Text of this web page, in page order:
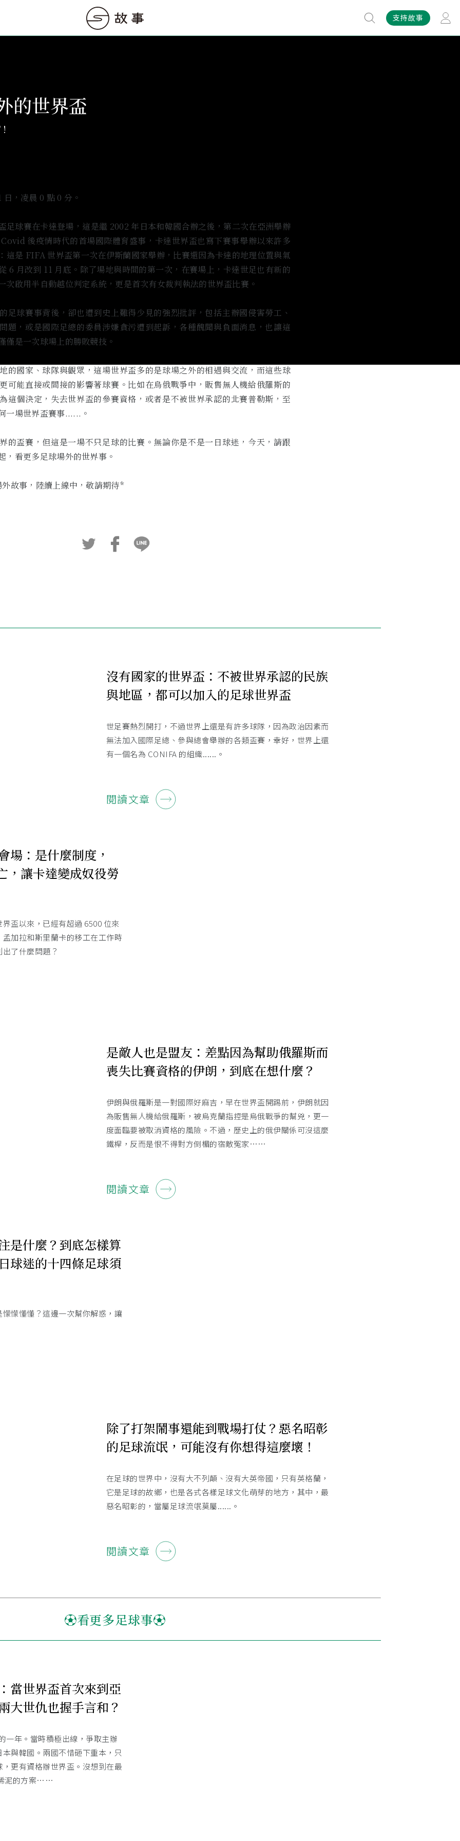
支持故事
的世界盃
!
，凌晨 0 點 0 分。
足球賽在卡達登場，這是繼 2002 年日本和韓國合辦之後，第二次在亞洲舉辦
後疫情時代的首場國際體育盛事，卡達世界盃也寫下賽事舉辦以來許多
這是 FIFA 世界盃第一次在伊斯蘭國家舉辦，比賽還因為卡達的地理位置與氣
6 月改到 11 月底。除了場地與時間的第一次，在賽場上，卡達世足也有新的
次啟用半自動越位判定系統，更是首次有女裁判執法的世界盃比賽。
足球賽事背後，卻也遭到史上難得少見的強烈批評，包括主辦國侵害勞工、
題，或是國際足總的委員涉嫌貪污遭到起訴，各種醜聞與負面消息，也讓這
僅是一次球場上的勝敗競技。
的國家、球隊與觀眾，這場世界盃多的是球場之外的相遇與交流，而這些球
可能直接或間接的影響著球賽。比如在烏俄戰爭中，販售無人機給俄羅斯的
這個決定，失去世界盃的參賽資格，或者是不被世界承認的北賽普勒斯，至
一場世界盃賽事......。
的盃賽，但這是一場不只足球的比賽。無論你是不是一日球迷，今天，請跟
，看更多足球場外的世界事。
故事，陸續上線中，敬請期待*
沒有國家的世界盃：不被世界承認的民族
與地區，都可以加入的足球世界盃
世足賽熱烈開打，不過世界上還是有許多球隊，因為政治因素而
無法加入國際足總、參與總會舉辦的各類盃賽，幸好，世界上還
有一個名為 CONIFA 的組織......。
閱讀文章
場：是什麼制度，
，讓卡達變成奴役勞
盃以來，已經有超過 6500 位來
加拉和斯里蘭卡的移工在工作時
了什麼問題？
是敵人也是盟友：差點因為幫助俄羅斯而
喪失比賽資格的伊朗，到底在想什麼？
伊朗與俄羅斯是一對國際好麻吉，早在世界盃開踢前，伊朗就因
為販售無人機給俄羅斯，被烏克蘭指控是烏俄戰爭的幫兇，更一
度面臨要被取消資格的風險。不過，歷史上的俄伊關係可沒這麼
鐵桿，反而是恨不得對方倒楣的宿敵冤家……
閱讀文章
是什麼？到底怎樣算
球迷的十四條足球須
懞懂懂？這邊一次幫你解惑，讓
除了打架鬧事還能到戰場打仗？惡名昭彰
的足球流氓，可能沒有你想得這麼壞！
在足球的世界中，沒有大不列顛、沒有大英帝國，只有英格蘭，
它是足球的故鄉，也是各式各樣足球文化萌芽的地方，其中，最
惡名昭彰的，當屬足球流氓莫屬......。
閱讀文章
⚽看更多足球事⚽
當世界盃首次來到亞
大世仇也握手言和？
一年。當時積極出線，爭取主辦
與韓國。兩國不惜砸下重本，只
更有資格辦世界盃。沒想到在最
泥的方案……